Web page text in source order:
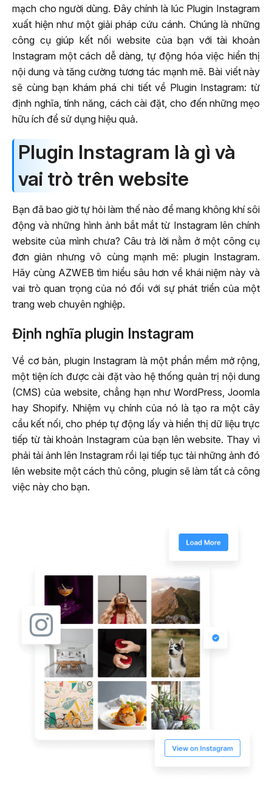
mạch cho người dùng. Đây chính là lúc Plugin Instagram
xuất hiện như một giải pháp cứu cánh. Chúng là những
công cụ giúp kết nối website của bạn với tài khoản
Instagram một cách dễ dàng, tự động hóa việc hiển thị
nội dung và tăng cường tương tác mạnh mẽ. Bài viết này
sẽ cùng bạn khám phá chi tiết về Plugin Instagram: từ
định nghĩa, tính năng, cách cài đặt, cho đến những mẹo
hữu ích để sử dụng hiệu quả.
Plugin Instagram là gì và
vai trò trên website
Bạn đã bao giờ tự hỏi làm thế nào để mang không khí sôi
động và những hình ảnh bắt mắt từ Instagram lên chính
website của mình chưa? Câu trả lời nằm ở một công cụ
đơn giản nhưng vô cùng mạnh mẽ: plugin Instagram.
Hãy cùng AZWEB tìm hiểu sâu hơn về khái niệm này và
vai trò quan trọng của nó đối với sự phát triển của một
trang web chuyên nghiệp.
Định nghĩa plugin Instagram
Về cơ bản, plugin Instagram là một phần mềm mở rộng,
một tiện ích được cài đặt vào hệ thống quản trị nội dung
(CMS) của website, chẳng hạn như WordPress, Joomla
hay Shopify. Nhiệm vụ chính của nó là tạo ra một cây
cầu kết nối, cho phép tự động lấy và hiển thị dữ liệu trực
tiếp từ tài khoản Instagram của bạn lên website. Thay vì
phải tải ảnh lên Instagram rồi lại tiếp tục tải những ảnh đó
lên website một cách thủ công, plugin sẽ làm tất cả công
việc này cho bạn.